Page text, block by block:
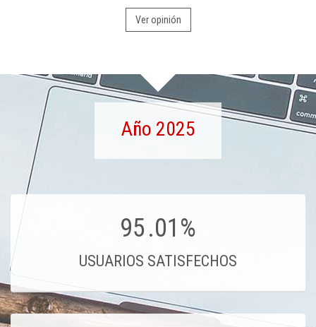
Ver opinión
Año 2025
95.01%
USUARIOS SATISFECHOS